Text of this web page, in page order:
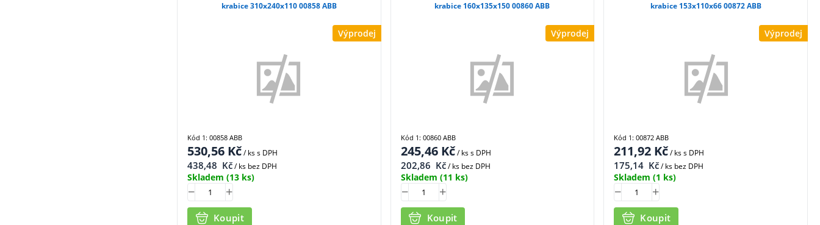
Výprodej
krabice 310x240x110 00858 ABB
530,56 Kč/ kss DPH
438,48 Kč/ ks bez DPH
Skladem (13 ks)
Koupit
Kód 1: 00858 ABB
Výprodej
krabice 160x135x150 00860 ABB
245,46Kč/ kss DPH
202,86 Kč/ ks bez DPH
Skladem (11 ks)
Koupit
Kód 1: 00860 ABB
Výprodej
krabice 153x110x66 00872 ABB
211,92 Kč/ kss DPH
175,14 Kč/ ks bez DPH
Skladem (1 ks)
Koupit
Kód 1: 00872 ABB